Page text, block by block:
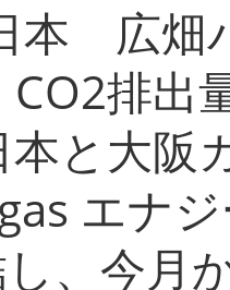
本 広畑
排出
と大阪
エナ
し、今月